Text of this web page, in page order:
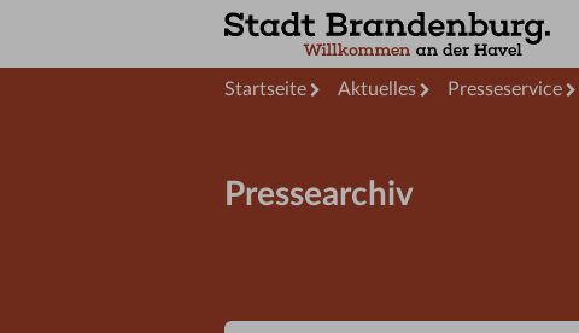
Startseite Aktuelles Presseservice
Pressearchiv